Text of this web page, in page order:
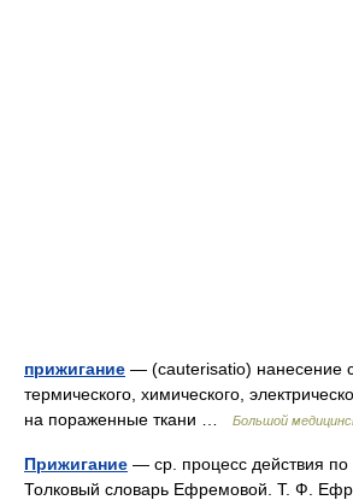
прижигание — (cauterisatio) нанесение
термического, химического,
на пораженные ткани …
Большой
Прижигание — ср. процесс действия по
Толковый словарь Ефремовой. Т. Ф.